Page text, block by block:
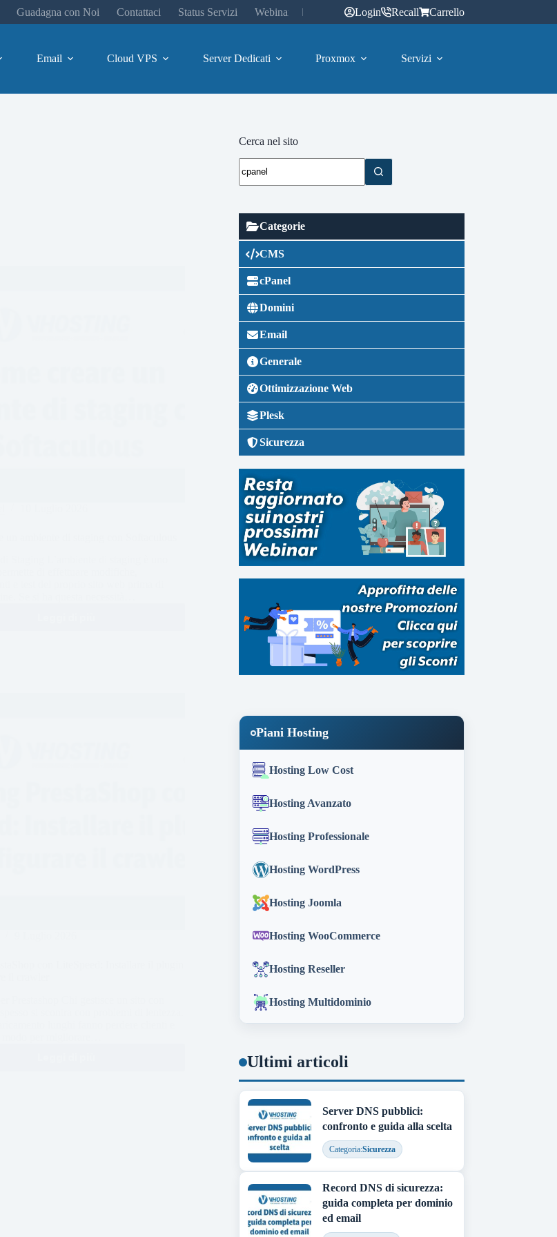
Guadagna con Noi Contattaci Status Servizi Webinar Login Recall Carrello
Email Cloud VPS Server Dedicati Proxmox Servizi
Cerca nel sito
Categorie
CMS
cPanel
Domini
Email
Generale
Ottimizzazione Web
Plesk
Sicurezza
Piani Hosting
Hosting Low Cost
Hosting Avanzato
Hosting Professionale
Hosting WordPress
Hosting Joomla
Hosting WooCommerce
Hosting Reseller
Hosting Multidominio
Ultimi articoli
Server DNS pubblici:
confronto e guida alla scelta
Categoria:Sicurezza
Record DNS di sicurezza:
guida completa per dominio
ed email